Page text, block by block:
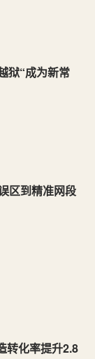
狱“成为新常
区到精准网段
转化率提升2.8